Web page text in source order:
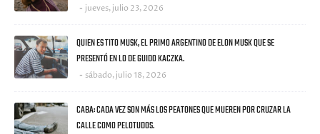
jueves, julio 23, 2026
QUIEN ES TITO MUSK, EL PRIMO ARGENTINO DE ELON MUSK QUE SE
PRESENTÓ EN LO DE GUIDO KACZKA.
sábado, julio 18, 2026
CABA: CADA VEZ SON MÁS LOS PEATONES QUE MUEREN POR CRUZAR LA
CALLE COMO PELOTUDOS.